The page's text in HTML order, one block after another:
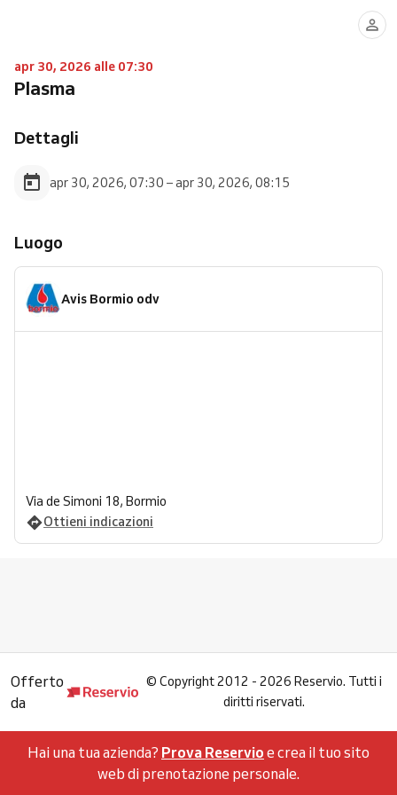
apr 30, 2026 alle 07:30
Plasma
Dettagli
apr 30, 2026, 07:30 – apr 30, 2026, 08:15
Luogo
Avis Bormio odv
Via de Simoni 18, Bormio
Ottieni indicazioni
Offerto
da
© Copyright 2012 - 2026 Reservio. Tutti i
diritti riservati.
Hai una tua azienda? Prova Reservio e crea il tuo sito
web di prenotazione personale.